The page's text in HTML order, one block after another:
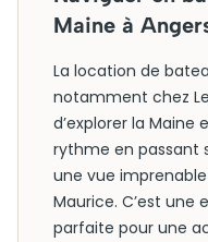
Maine à
La location de
notamment chez
d’explorer la Maine
rythme en passant
une vue
Maurice. C’est une
parfaite pour une